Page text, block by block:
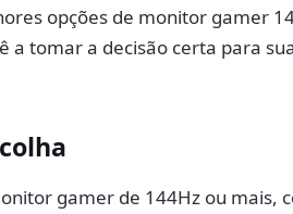
opções de monitor gamer
a tomar a decisão certa para
gamer de 144Hz ou mais,